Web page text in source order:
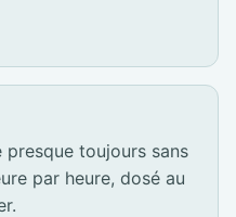
toujours sans
par heure, dosé au